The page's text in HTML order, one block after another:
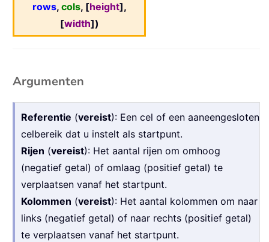
rows, cols, [height],
[width])
Argumenten
Referentie (vereist): Een cel of een aaneengesloten
celbereik dat u instelt als startpunt.
Rijen (vereist): Het aantal rijen om omhoog
(negatief getal) of omlaag (positief getal) te
verplaatsen vanaf het startpunt.
Kolommen (vereist): Het aantal kolommen om naar
links (negatief getal) of naar rechts (positief getal)
te verplaatsen vanaf het startpunt.